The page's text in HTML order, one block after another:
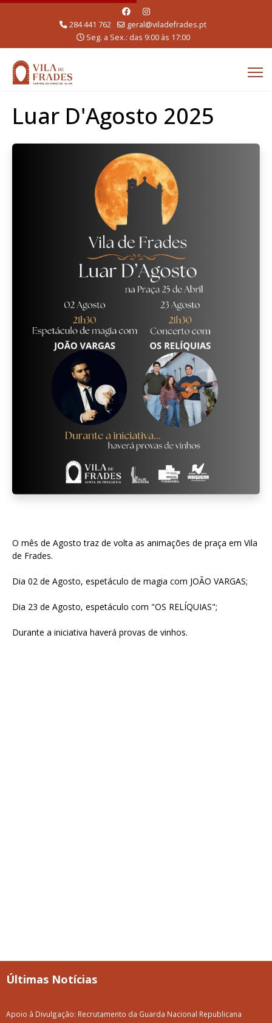
284 441 762
geral@viladefrades.pt
Seg. a Sex.: das 9:00 às 17:00
Luar D'Agosto 2025
O mês de Agosto traz de volta as animações de praça em Vila
de Frades.
Dia 02 de Agosto, espetáculo de magia com JOÃO VARGAS;
Dia 23 de Agosto, espetáculo com "OS RELÍQUIAS";
Durante a iniciativa haverá provas de vinhos.
Últimas Notícias
Apoio à Divulgação: Recrutamento da Guarda Nacional Republicana